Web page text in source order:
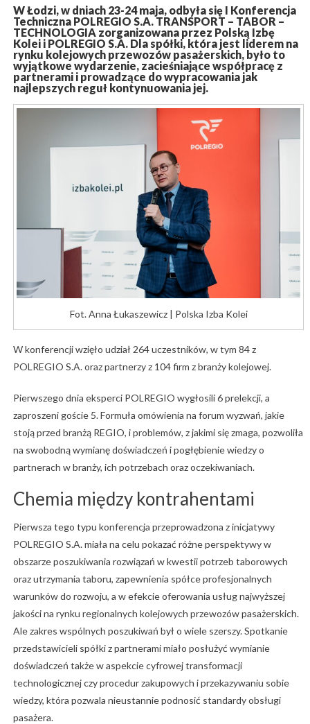
W Łodzi, w dniach 23-24 maja, odbyła się I Konferencja
Techniczna POLREGIO S.A. TRANSPORT – TABOR –
TECHNOLOGIA zorganizowana przez Polską Izbę
Kolei i POLREGIO S.A. Dla spółki, która jest liderem na
rynku kolejowych przewozów pasażerskich, było to
wyjątkowe wydarzenie, zacieśniające współpracę z
partnerami i prowadzące do wypracowania jak
najlepszych reguł kontynuowania jej.
Fot. Anna Łukaszewicz | Polska Izba Kolei
W konferencji wzięło udział 264 uczestników, w tym 84 z
POLREGIO S.A. oraz partnerzy z 104 firm z branży kolejowej.
Pierwszego dnia eksperci POLREGIO wygłosili 6 prelekcji, a
zaproszeni goście 5. Formuła omówienia na forum wyzwań, jakie
stoją przed branżą REGIO, i problemów, z jakimi się zmaga, pozwoliła
na swobodną wymianę doświadczeń i pogłębienie wiedzy o
partnerach w branży, ich potrzebach oraz oczekiwaniach.
Chemia między kontrahentami
Pierwsza tego typu konferencja przeprowadzona z inicjatywy
POLREGIO S.A. miała na celu pokazać różne perspektywy w
obszarze poszukiwania rozwiązań w kwestii potrzeb taborowych
oraz utrzymania taboru, zapewnienia spółce profesjonalnych
warunków do rozwoju, a w efekcie oferowania usług najwyższej
jakości na rynku regionalnych kolejowych przewozów pasażerskich.
Ale zakres wspólnych poszukiwań był o wiele szerszy. Spotkanie
przedstawicieli spółki z partnerami miało posłużyć wymianie
doświadczeń także w aspekcie cyfrowej transformacji
technologicznej czy procedur zakupowych i przekazywaniu sobie
wiedzy, która pozwala nieustannie podnosić standardy obsługi
pasażera.